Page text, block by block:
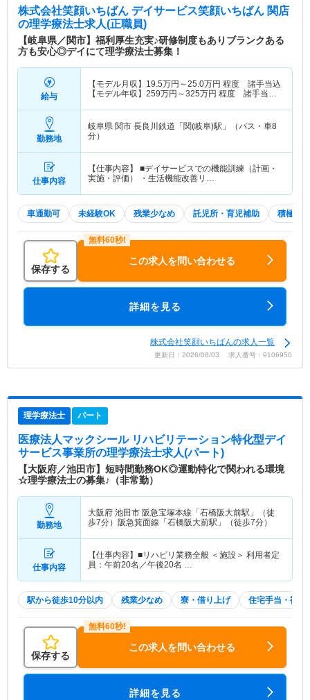
株式会社笑顔いちばん デイサービス笑顔いちばん 関店
の理学療法士求人(正職員)
【岐阜県／関市】福利厚生充実♪研修制度もありブランクある
方も安心◎デイにて理学療法士募集！
給与
【モデル月収】 19.5万円～25.0万円 程度 諸手当込
【モデル年収】 259万円～325万円 程度 諸手当
勤務地
岐阜県 関市 長良川鉄道「関(岐阜)駅」（バス・車8
分）
仕事内容
【仕事内容】 ■デイサービスでの機能訓練（計画・
実施・評価） ・生活機能改善リ…
車通勤可 未経験OK 残業少なめ 託児所・育児補助 積極採
保存する
この求人を問い合わせる
詳細を見る
株式会社笑顔いちばんの求人一覧
更新日：2026/08/03 求人番号：9106950
理学療法士 パート
医療法人マックシール リハビリテーション特化型デイ
サービス事業所の理学療法士求人(パート)
【大阪府／池田市】短時間勤務OK◎運動特化で関われる環境
☆理学療法士の募集♪（非常勤）
勤務地
大阪府 池田市 阪急宝塚本線「石橋阪大前駅」（徒
歩7分）阪急箕面線「石橋阪大前駅」（徒歩7分）
仕事内容
【仕事内容】■リハビリ業務全般 ＜施設＞ 利用者定
員：午前20名／午後20名 …
駅から徒歩10分以内 残業少なめ 寮・借り上げ 住宅手当・補助
保存する
この求人を問い合わせる
詳細を見る